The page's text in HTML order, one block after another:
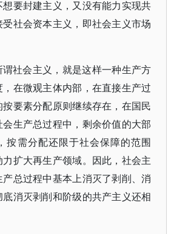
要封建主义，又没有能力实现共
社会资本主义，即社会主义市场
社会主义，就是这样一种生产方
在微观主体内部，在直接生产过
要素分配原则继续存在，在国民
生产总过程中，剩余价值的大部
按需分配还限于社会保障的范围
扩大再生产领域。因此，社会主
产总过程中基本上消灭了剥削、消
消灭剥削和阶级的共产主义还相